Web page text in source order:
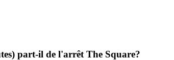
part-il de l'arrêt The Square?